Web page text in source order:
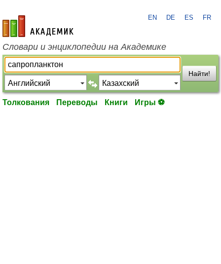
academic.ru
EN DE ES FR
Словари и энциклопедии на Академике
Найти!
Толкования Переводы Книги Игры ⚽